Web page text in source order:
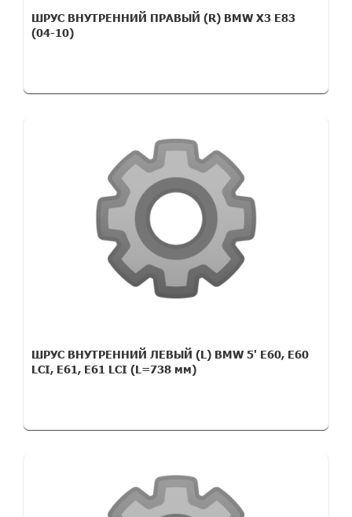
ШРУС ВНУТРЕННИЙ ПРАВЫЙ (R) BMW X3 E83
(04-10)
ШРУС ВНУТРЕННИЙ ЛЕВЫЙ (L) BMW 5' E60, E60
LCI, E61, E61 LCI (L=738 мм)